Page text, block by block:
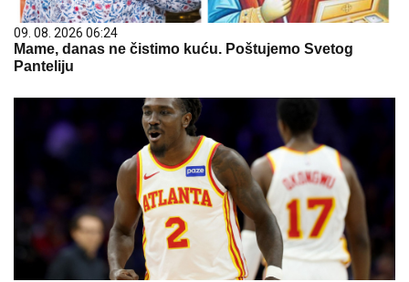
09. 08. 2026 06:24
Mame, danas ne čistimo kuću. Poštujemo Svetog
Panteliju